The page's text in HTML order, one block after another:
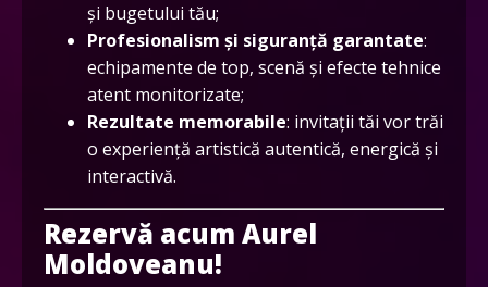
și bugetului tău;
Profesionalism și siguranță garantate:
echipamente de top, scenă și efecte tehnice
atent monitorizate;
Rezultate memorabile: invitații tăi vor trăi
o experiență artistică autentică, energică și
interactivă.
Rezervă acum Aurel
Moldoveanu!